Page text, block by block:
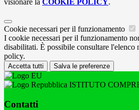
visionare la COOKIE POLICY.
Cookie necessari per il funzionamento
I cookie necessari per il funzionamento
disabilitati. È possibile consultare l'elenco
policy.
Accetta tutti Salva le preferenze
ISTITUTO
Contatti